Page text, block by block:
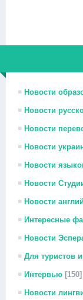
Новости
Новости
Новости
Новости
Новости
Новости
Новости
Интересные
Новости
Для туристов
Интервью [150]
Новости